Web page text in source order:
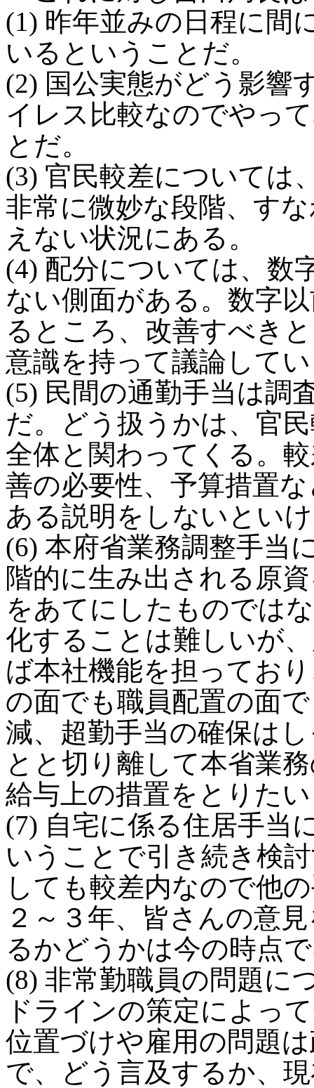
(1) 昨年並みの日程に間
いるということだ。
(2) 国公実態がどう影響
イレス比較なのでやっ
とだ。
(3) 官民較差については
非常に微妙な段階、す
えない状況にある。
(4) 配分については、数
ない側面がある。数字
るところ、改善すべき
意識を持って議論して
(5) 民間の通勤手当は調
だ。どう扱うかは、官
全体と関わってくる。
善の必要性、予算措置
ある説明をしないとい
(6) 本府省業務調整手当
階的に生み出される原
をあてにしたものでは
化することは難しいが
ば本社機能を担ってお
の面でも職員配置の面
減、超勤手当の確保は
とと切り離して本省業
給与上の措置をとりた
(7) 自宅に係る住居手当
いうことで引き続き検
しても較差内なので他
２～３年、皆さんの意
るかどうかは今の時点
(8) 非常勤職員の問題に
ドラインの策定によっ
位置づけや雇用の問題
で、どう言及するか、